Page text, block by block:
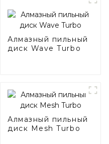
Алмазный пильный
диск Wave Turbo
Алмазный пильный
диск Mesh Turbo